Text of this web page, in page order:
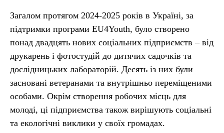
Загалом протягом 2024-2025 років в Україні, за
підтримки програми EU4Youth, було створено
понад двадцять нових соціальних підприємств – від
друкарень і фотостудій до дитячих садочків та
дослідницьких лабораторій. Десять із них були
засновані ветеранами та внутрішньо переміщеними
особами. Окрім створення робочих місць для
молоді, ці підприємства також вирішують соціальні
та екологічні виклики у своїх громадах.